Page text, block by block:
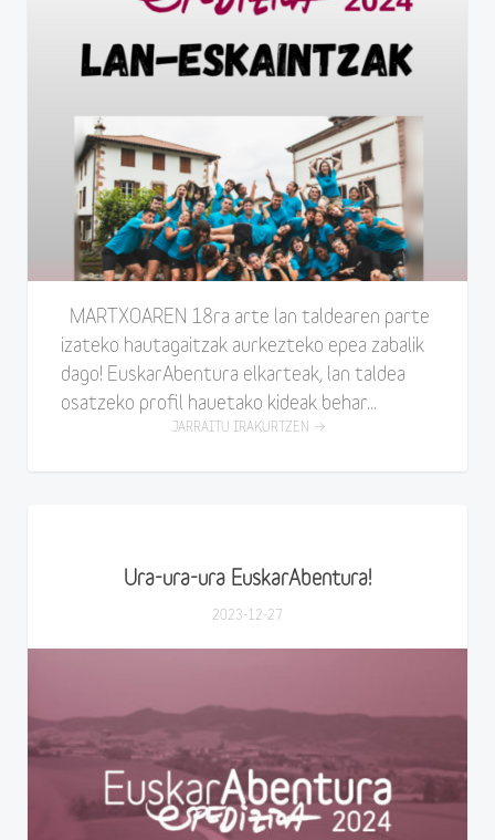
MARTXOAREN 18ra arte lan taldearen parte
izateko hautagaitzak aurkezteko epea zabalik
dago! EuskarAbentura elkarteak, lan taldea
osatzeko profil hauetako kideak behar...
JARRAITU IRAKURTZEN
Ura-ura-ura EuskarAbentura!
2023-12-27